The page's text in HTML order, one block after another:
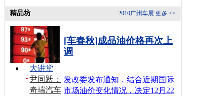
更多 >>
2010广州车展
精品坊
[车春秋]成品油价格再次上
调
发改委发布通知，结合近期国际
市场油价变化情况，决定12月22
大讲堂|
尹同跃：
奇瑞汽车